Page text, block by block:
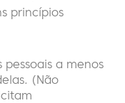
princípios
a menos
(Não